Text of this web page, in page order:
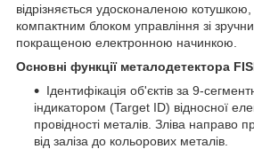
відрізняється удосконаленою
компактним блоком управління зі
покращеною електронною начинкою.
Основні функції металодетектора
Ідентифікація об'єктів за 9-
індикатором (Target ID) відносної
провідності металів. Зліва направо
від заліза до кольорових металів.